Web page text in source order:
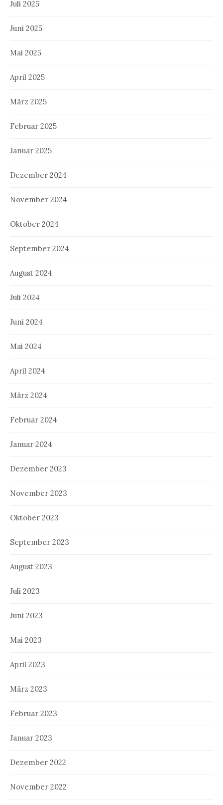
Juli 2025
Juni 2025
Mai 2025
April 2025
März 2025
Februar 2025
Januar 2025
Dezember 2024
November 2024
Oktober 2024
September 2024
August 2024
Juli 2024
Juni 2024
Mai 2024
April 2024
März 2024
Februar 2024
Januar 2024
Dezember 2023
November 2023
Oktober 2023
September 2023
August 2023
Juli 2023
Juni 2023
Mai 2023
April 2023
März 2023
Februar 2023
Januar 2023
Dezember 2022
November 2022